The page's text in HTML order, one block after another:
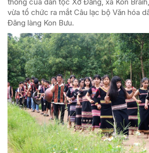
vừa tổ chức ra mắt Câu lạc bộ Văn hóa
Đăng làng Kon Bưu.